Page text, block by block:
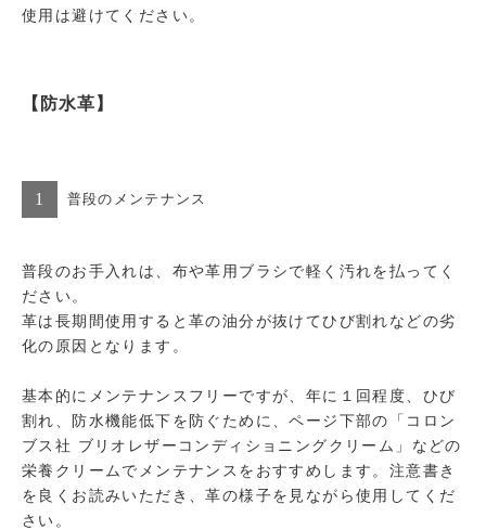
使用は避けてください。
【防水革】
1 普段のメンテナンス
普段のお手入れは、布や革用ブラシで軽く汚れを払ってく
ださい。
革は長期間使用すると革の油分が抜けてひび割れなどの劣
化の原因となります。
基本的にメンテナンスフリーですが、年に１回程度、ひび
割れ、防水機能低下を防ぐために、ページ下部の「コロン
ブス社 ブリオレザーコンディショニングクリーム」などの
栄養クリームでメンテナンスをおすすめします。注意書き
を良くお読みいただき、革の様子を見ながら使用してくだ
さい。